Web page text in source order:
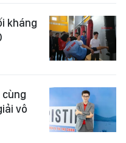
kháng
vô